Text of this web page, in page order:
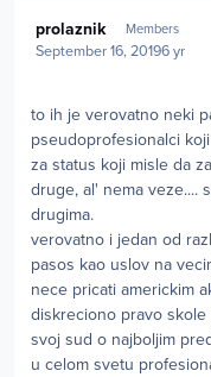
prolaznik Members
September 16, 20196 yr
to ih je verovatno neki
pseudoprofesionalci
za status koji misle da
druge, al' nema veze....
drugima.
verovatno i jedan od
pasos kao uslov na
nece pricati americkim
diskreciono pravo
svoj sud o najboljim
u celom svetu